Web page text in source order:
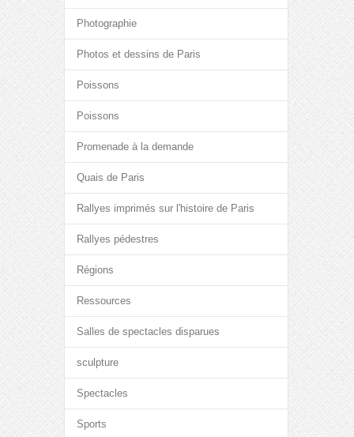
Photographie
Photos et dessins de Paris
Poissons
Poissons
Promenade à la demande
Quais de Paris
Rallyes imprimés sur l'histoire de Paris
Rallyes pédestres
Régions
Ressources
Salles de spectacles disparues
sculpture
Spectacles
Sports